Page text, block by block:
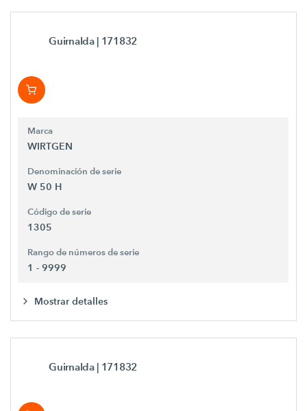
Guirnalda | 171832
Marca
WIRTGEN
Denominación de serie
W 50 H
Código de serie
1305
Rango de números de serie
1 - 9999
Mostrar detalles
Guirnalda | 171832